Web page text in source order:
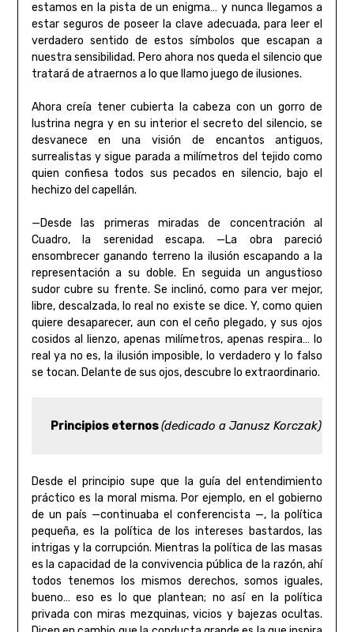
estamos en la pista de un enigma… y nunca llegamos a
estar seguros de poseer la clave adecuada, para leer el
verdadero sentido de estos símbolos que escapan a
nuestra sensibilidad. Pero ahora nos queda el silencio que
tratará de atraernos a lo que llamo juego de ilusiones.
Ahora creía tener cubierta la cabeza con un gorro de
lustrina negra y en su interior el secreto del silencio, se
desvanece en una visión de encantos antiguos,
surrealistas y sigue parada a milímetros del tejido como
quien confiesa todos sus pecados en silencio, bajo el
hechizo del capellán.
—Desde las primeras miradas de concentración al
Cuadro, la serenidad escapa. —La obra pareció
ensombrecer ganando terreno la ilusión escapando a la
representación a su doble. En seguida un angustioso
sudor cubre su frente. Se inclinó, como para ver mejor,
libre, descalzada, lo real no existe se dice. Y, como quien
quiere desaparecer, aun con el ceño plegado, y sus ojos
cosidos al lienzo, apenas milímetros, apenas respira… lo
real ya no es, la ilusión imposible, lo verdadero y lo falso
se tocan. Delante de sus ojos, descubre lo extraordinario.
Principios eternos (dedicado a Janusz Korczak)
Desde el principio supe que la guía del entendimiento
práctico es la moral misma. Por ejemplo, en el gobierno
de un país —continuaba el conferencista —, la política
pequeña, es la política de los intereses bastardos, las
intrigas y la corrupción. Mientras la política de las masas
es la capacidad de la convivencia pública de la razón, ahí
todos tenemos los mismos derechos, somos iguales,
bueno… eso es lo que plantean; no así en la política
privada con miras mezquinas, vicios y bajezas ocultas.